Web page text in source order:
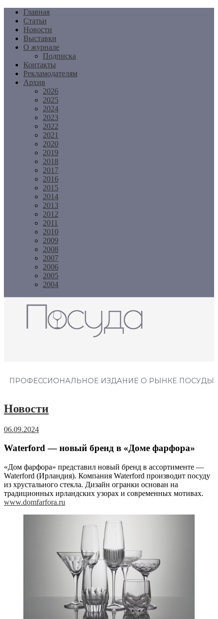
Перейти
содержимому
Главная
Статьи
Новости
Выставки
О журнале
Подписка
Контакты
Рекламодателям
Архив
2026
2025
2024
2023
2022
2021
2020
2019
2018
2017
2016
2015
2014
2013
2012
2011
2010
2009
2008
2007
2006
2005
2004
ПРОФЕССИОНАЛЬНОЕ ИЗДАНИЕ О РЫНКЕ ПОСУДЫ
Новости
06.09.2024
Waterford — новый бренд в «Доме фарфора»
«Дом фарфора» представил новый бренд в ассортименте —
Waterford (Ирландия). Компания Waterford производит посуду
из хрустального стекла. Дизайн огранки основан на
традиционных ирландских узорах и современных мотивах.
www.domfarfora.ru